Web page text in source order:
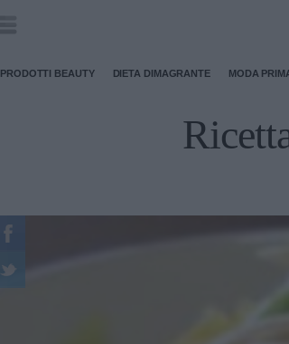
PRODOTTI BEAUTY DIETA DIMAGRANTE MODA